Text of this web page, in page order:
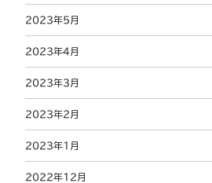
2023年5月
2023年4月
2023年3月
2023年2月
2023年1月
2022年12月